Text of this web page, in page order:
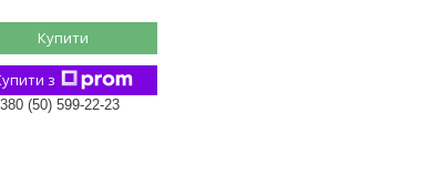
Купити
з
(50) 599-22-23